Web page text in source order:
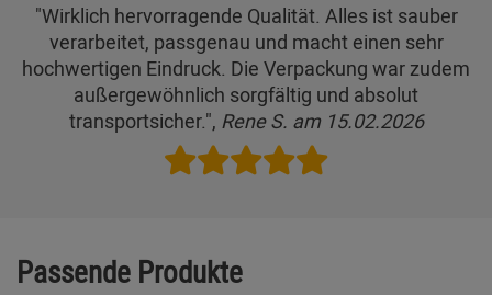
"Wirklich hervorragende Qualität. Alles ist sauber
verarbeitet, passgenau und macht einen sehr
hochwertigen Eindruck. Die Verpackung war zudem
außergewöhnlich sorgfältig und absolut
transportsicher.", Rene S. am 15.02.2026
Passende Produkte